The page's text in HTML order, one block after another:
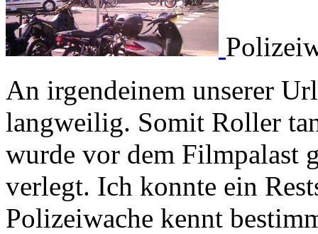
An irgendeinem unserer
langweilig. Somit Roller
wurde vor dem Filmpalast
verlegt. Ich konnte ein
Polizeiwache kennt